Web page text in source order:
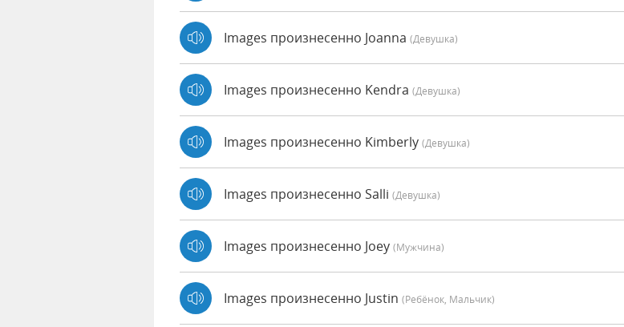
Images произнесенно Joanna (девушка)
Images произнесенно Kendra (девушка)
Images произнесенно Kimberly (девушка)
Images произнесенно Salli (девушка)
Images произнесенно Joey (мужчина)
Images произнесенно Justin (Ребёнок, Мальчик)